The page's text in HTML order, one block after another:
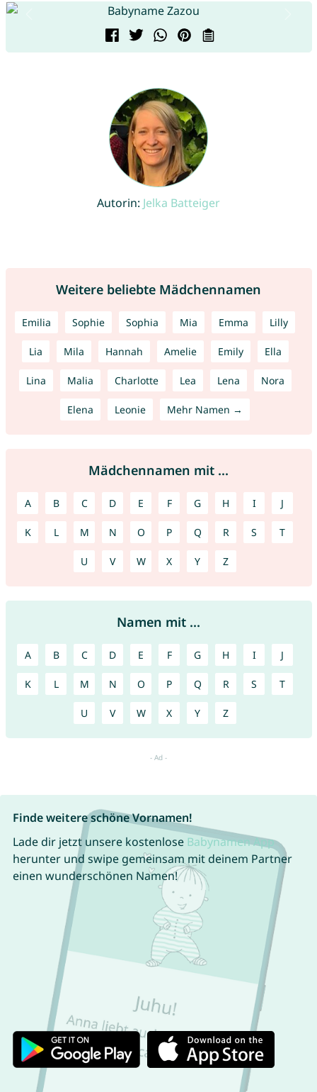
Autorin: Jelka Batteiger
Weitere beliebte Mädchennamen
Emilia Sophie Sophia Mia Emma Lilly
Lia Mila Hannah Amelie Emily Ella
Lina Malia Charlotte Lea Lena Nora
Elena Leonie Mehr Namen →
Mädchennamen mit ...
A B C D E F G H I J
K L M N O P Q R S T
U V W X Y Z
Namen mit ...
A B C D E F G H I J
K L M N O P Q R S T
U V W X Y Z
Finde weitere schöne Vornamen!
Lade dir jetzt unsere kostenlose Babynamen App
herunter und swipe gemeinsam mit deinem Partner
einen wunderschönen Namen!